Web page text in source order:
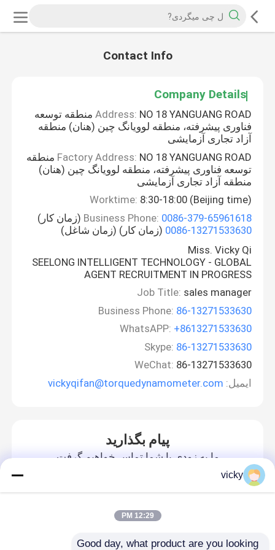
Contact Info
Company Details
Address: NO 18 YANGUANG ROAD منطقه توسعه
فناوری پیشرفته، منطقه لوویانگ چین (هنان) منطقه
آزاد تجاری آزمایشی
Factory Address: NO 18 YANGUANG ROAD منطقه
توسعه فناوری پیشرفته، منطقه لوویانگ چین (هنان)
منطقه آزاد تجاری آزمایشی
Worktime: 8:30-18:00 (Beijing time)
Business Phone: 0086-379-65961618
(زمان کار)
0086-13271533630 (زمان کار) (زمان شاغل)
Miss. Vicky Qi
SEELONG INTELLIGENT TECHNOLOGY - GLOBAL
AGENT RECRUITMENT IN PROGRESS
Job Title: sales manager
Business Phone: 86-13271533630
WhatsAPP: +8613271533630
Skype: 86-13271533630
WeChat: 86-13271533630
ایمیل: vickyqifan@torquedynamometer.com
پیام بگذارید
ما به زودی با شما تماس خواهیم گرفت
vicky
12:29 PM
Good day, what product are you looking